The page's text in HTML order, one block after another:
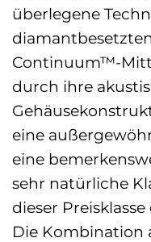
überlegene
Continuum™-
durch ihre
eine
eine
sehr natürliche
dieser
Die Kombination